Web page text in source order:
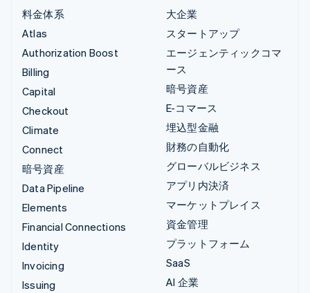
料金体系
Atlas
Authorization Boost
Billing
Capital
Checkout
Climate
Connect
暗号資産
Data Pipeline
Elements
Financial Connections
Identity
Invoicing
Issuing
大企業
スタートアップ
エージェンティックコマ
ース
暗号資産
E-コマース
埋込型金融
財務の自動化
グローバルビジネス
アプリ内決済
マーケットプレイス
資金管理
プラットフォーム
SaaS
AI 企業